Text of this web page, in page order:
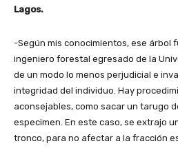
Lagos.
-Según mis conocimientos, ese árbol
ingeniero forestal egresado de la
de un modo lo menos perjudicial e
integridad del individuo. Hay
aconsejables, como sacar un tarugo
especimen. En este caso, se extrajo
tronco, para no afectar a la fracción